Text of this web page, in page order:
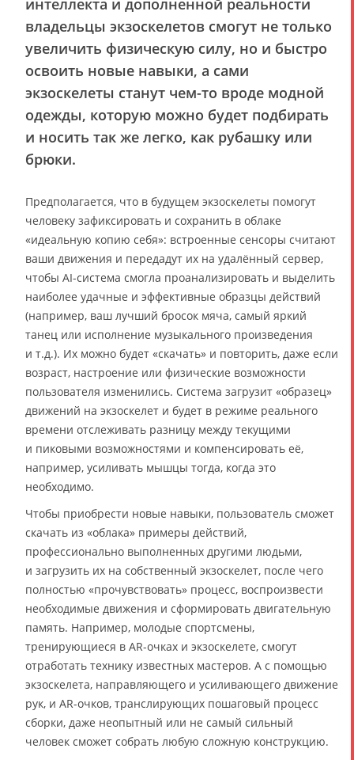
интеллекта и дополненной реальности
владельцы экзоскелетов смогут не только
увеличить физическую силу, но и быстро
освоить новые навыки, а сами
экзоскелеты станут чем-то вроде модной
одежды, которую можно будет подбирать
и носить так же легко, как рубашку или
брюки.
Предполагается, что в будущем экзоскелеты помогут
человеку зафиксировать и сохранить в облаке
«идеальную копию себя»: встроенные сенсоры считают
ваши движения и передадут их на удалённый сервер,
чтобы AI-система смогла проанализировать и выделить
наиболее удачные и эффективные образцы действий
(например, ваш лучший бросок мяча, самый яркий
танец или исполнение музыкального произведения
и т.д.). Их можно будет «скачать» и повторить, даже если
возраст, настроение или физические возможности
пользователя изменились. Система загрузит «образец»
движений на экзоскелет и будет в режиме реального
времени отслеживать разницу между текущими
и пиковыми возможностями и компенсировать её,
например, усиливать мышцы тогда, когда это
необходимо.
Чтобы приобрести новые навыки, пользователь сможет
скачать из «облака» примеры действий,
профессионально выполненных другими людьми,
и загрузить их на собственный экзоскелет, после чего
полностью «прочувствовать» процесс, воспроизвести
необходимые движения и сформировать двигательную
память. Например, молодые спортсмены,
тренирующиеся в AR-очках и экзоскелете, смогут
отработать технику известных мастеров. А с помощью
экзоскелета, направляющего и усиливающего движение
рук, и AR-очков, транслирующих пошаговый процесс
сборки, даже неопытный или не самый сильный
человек сможет собрать любую сложную конструкцию.